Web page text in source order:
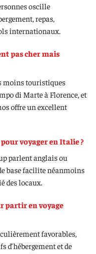
oscille
repas,
internationaux.
pas cher mais
moins touristiques
di Marte à Florence, et
offre un excellent
voyager en Italie ?
parlent anglais ou
base facilite néanmoins
des locaux.
partir en voyage
favorables,
d’hébergement et de